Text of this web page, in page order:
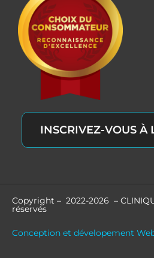
INSCRIVEZ-VOUS À
Copyright – 2022-2026 –
réservés
Conception et dévelopement